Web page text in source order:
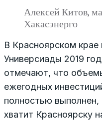
Алексей Китов,
Хакасэнерго
В Красноярском крае
Универсиады 2019
отмечают, что
ежегодных
полностью
хватит Красноярску